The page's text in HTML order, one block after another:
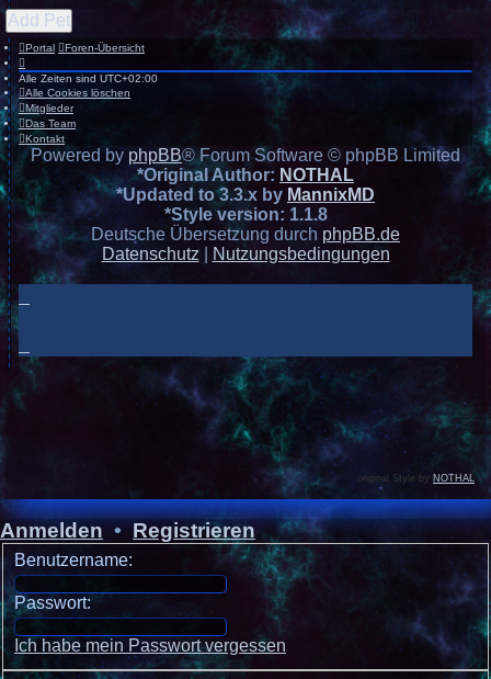
Add Pet
Portal Foren-Übersicht
Alle Zeiten sind UTC+02:00
Alle Cookies löschen
Mitglieder
Das Team
Kontakt
Powered by phpBB® Forum Software © phpBB Limited
*Original Author: NOTHAL
*Updated to 3.3.x by MannixMD
*Style version: 1.1.8
Deutsche Übersetzung durch phpBB.de
Datenschutz
Nutzungsbedingungen
original Style by NOTHAL
Anmelden•Registrieren
Benutzername:
Passwort:
Ich habe mein Passwort vergessen